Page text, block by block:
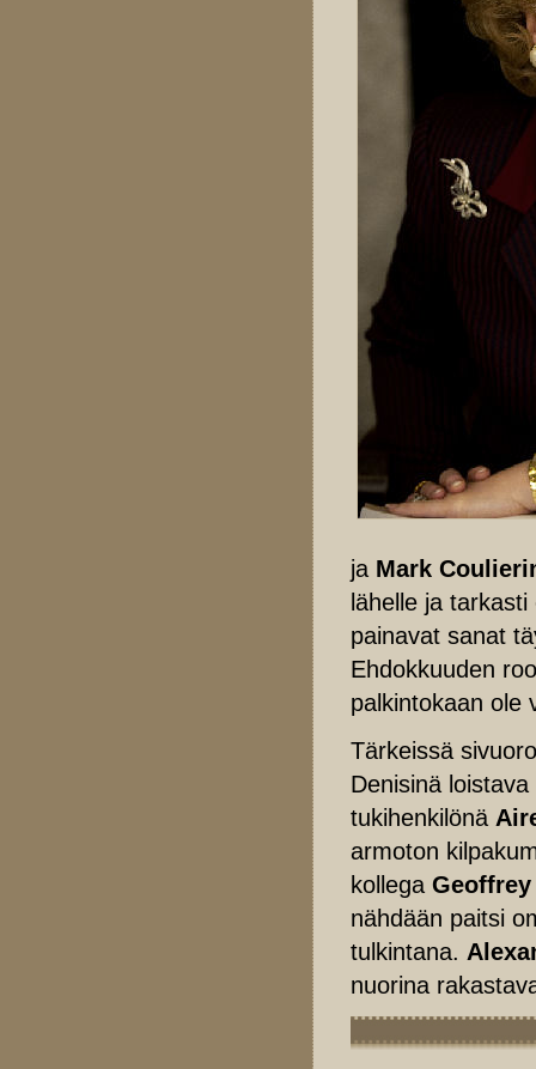
ja Mark
lähelle ja
painavat sanat
Ehdokkuuden
palkintokaan ole
Tärkeissä
Denisinä
tukihenkilönä
armoton
kollega Geoffrey
nähdään paitsi
tulkintana.
nuorina